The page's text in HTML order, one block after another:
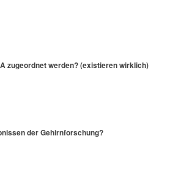
zugeordnet werden? (existieren wirklich)
der Gehirnforschung?